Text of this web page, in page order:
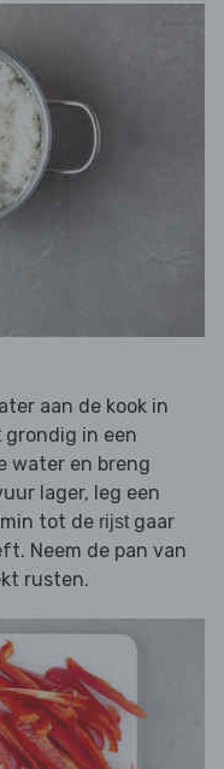
aan de kook in
grondig in een
water en breng
lager, leg een
tot de rijstgaar
Neem de pan van
rusten.